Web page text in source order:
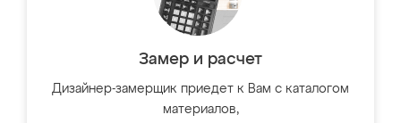
Замер и расчет
Дизайнер-замерщик приедет к Вам с каталогом
материалов,